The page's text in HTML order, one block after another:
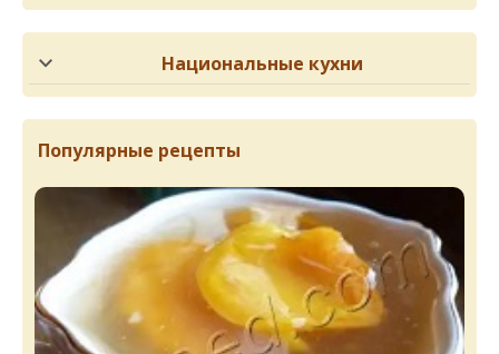
Национальные кухни
Популярные рецепты